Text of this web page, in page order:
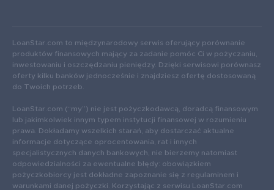
LoanStar.com to międzynarodowy serwis oferujący porównanie
produktów finansowych mający za zadanie pomóc Ci w pożyczaniu,
inwestowaniu i oszczędzaniu pieniędzy. Dzięki serwisowi porównasz
oferty kilku banków jednocześnie i znajdziesz ofertę dostosowaną
do Twoich potrzeb.
LoanStar.com (“my”) nie jest pożyczkodawcą, doradcą finansowym
lub jakimkolwiek innym typem instytucji finansowej w rozumieniu
prawa. Dokładamy wszelkich starań, aby dostarczać aktualne
informacje dotyczące oprocentowania, rat i innych
specjalistycznych danych bankowych, nie bierzemy natomiast
odpowiedzialności za ewentualne błędy: obowiązkiem
pożyczkobiorcy jest dokładne zapoznanie się z regulaminem i
warunkami danej pożyczki. Korzystając z serwisu LoanStar.com